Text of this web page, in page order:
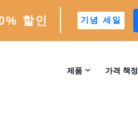
할인 기념 세일
제품 가격 책정